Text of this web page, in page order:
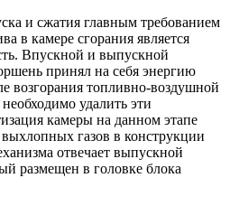
и сжатия главным требованием
в камере сгорания является
Впускной и выпускной
принял на себя энергию
возгорания топливно-воздушной
удалить эти
камеры на данном этапе
газов в конструкции
отвечает выпускной
размещен в головке блока